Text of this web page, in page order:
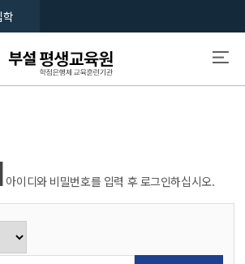
학
아이디와 비밀번호를 입력 후 로그인하십시오.